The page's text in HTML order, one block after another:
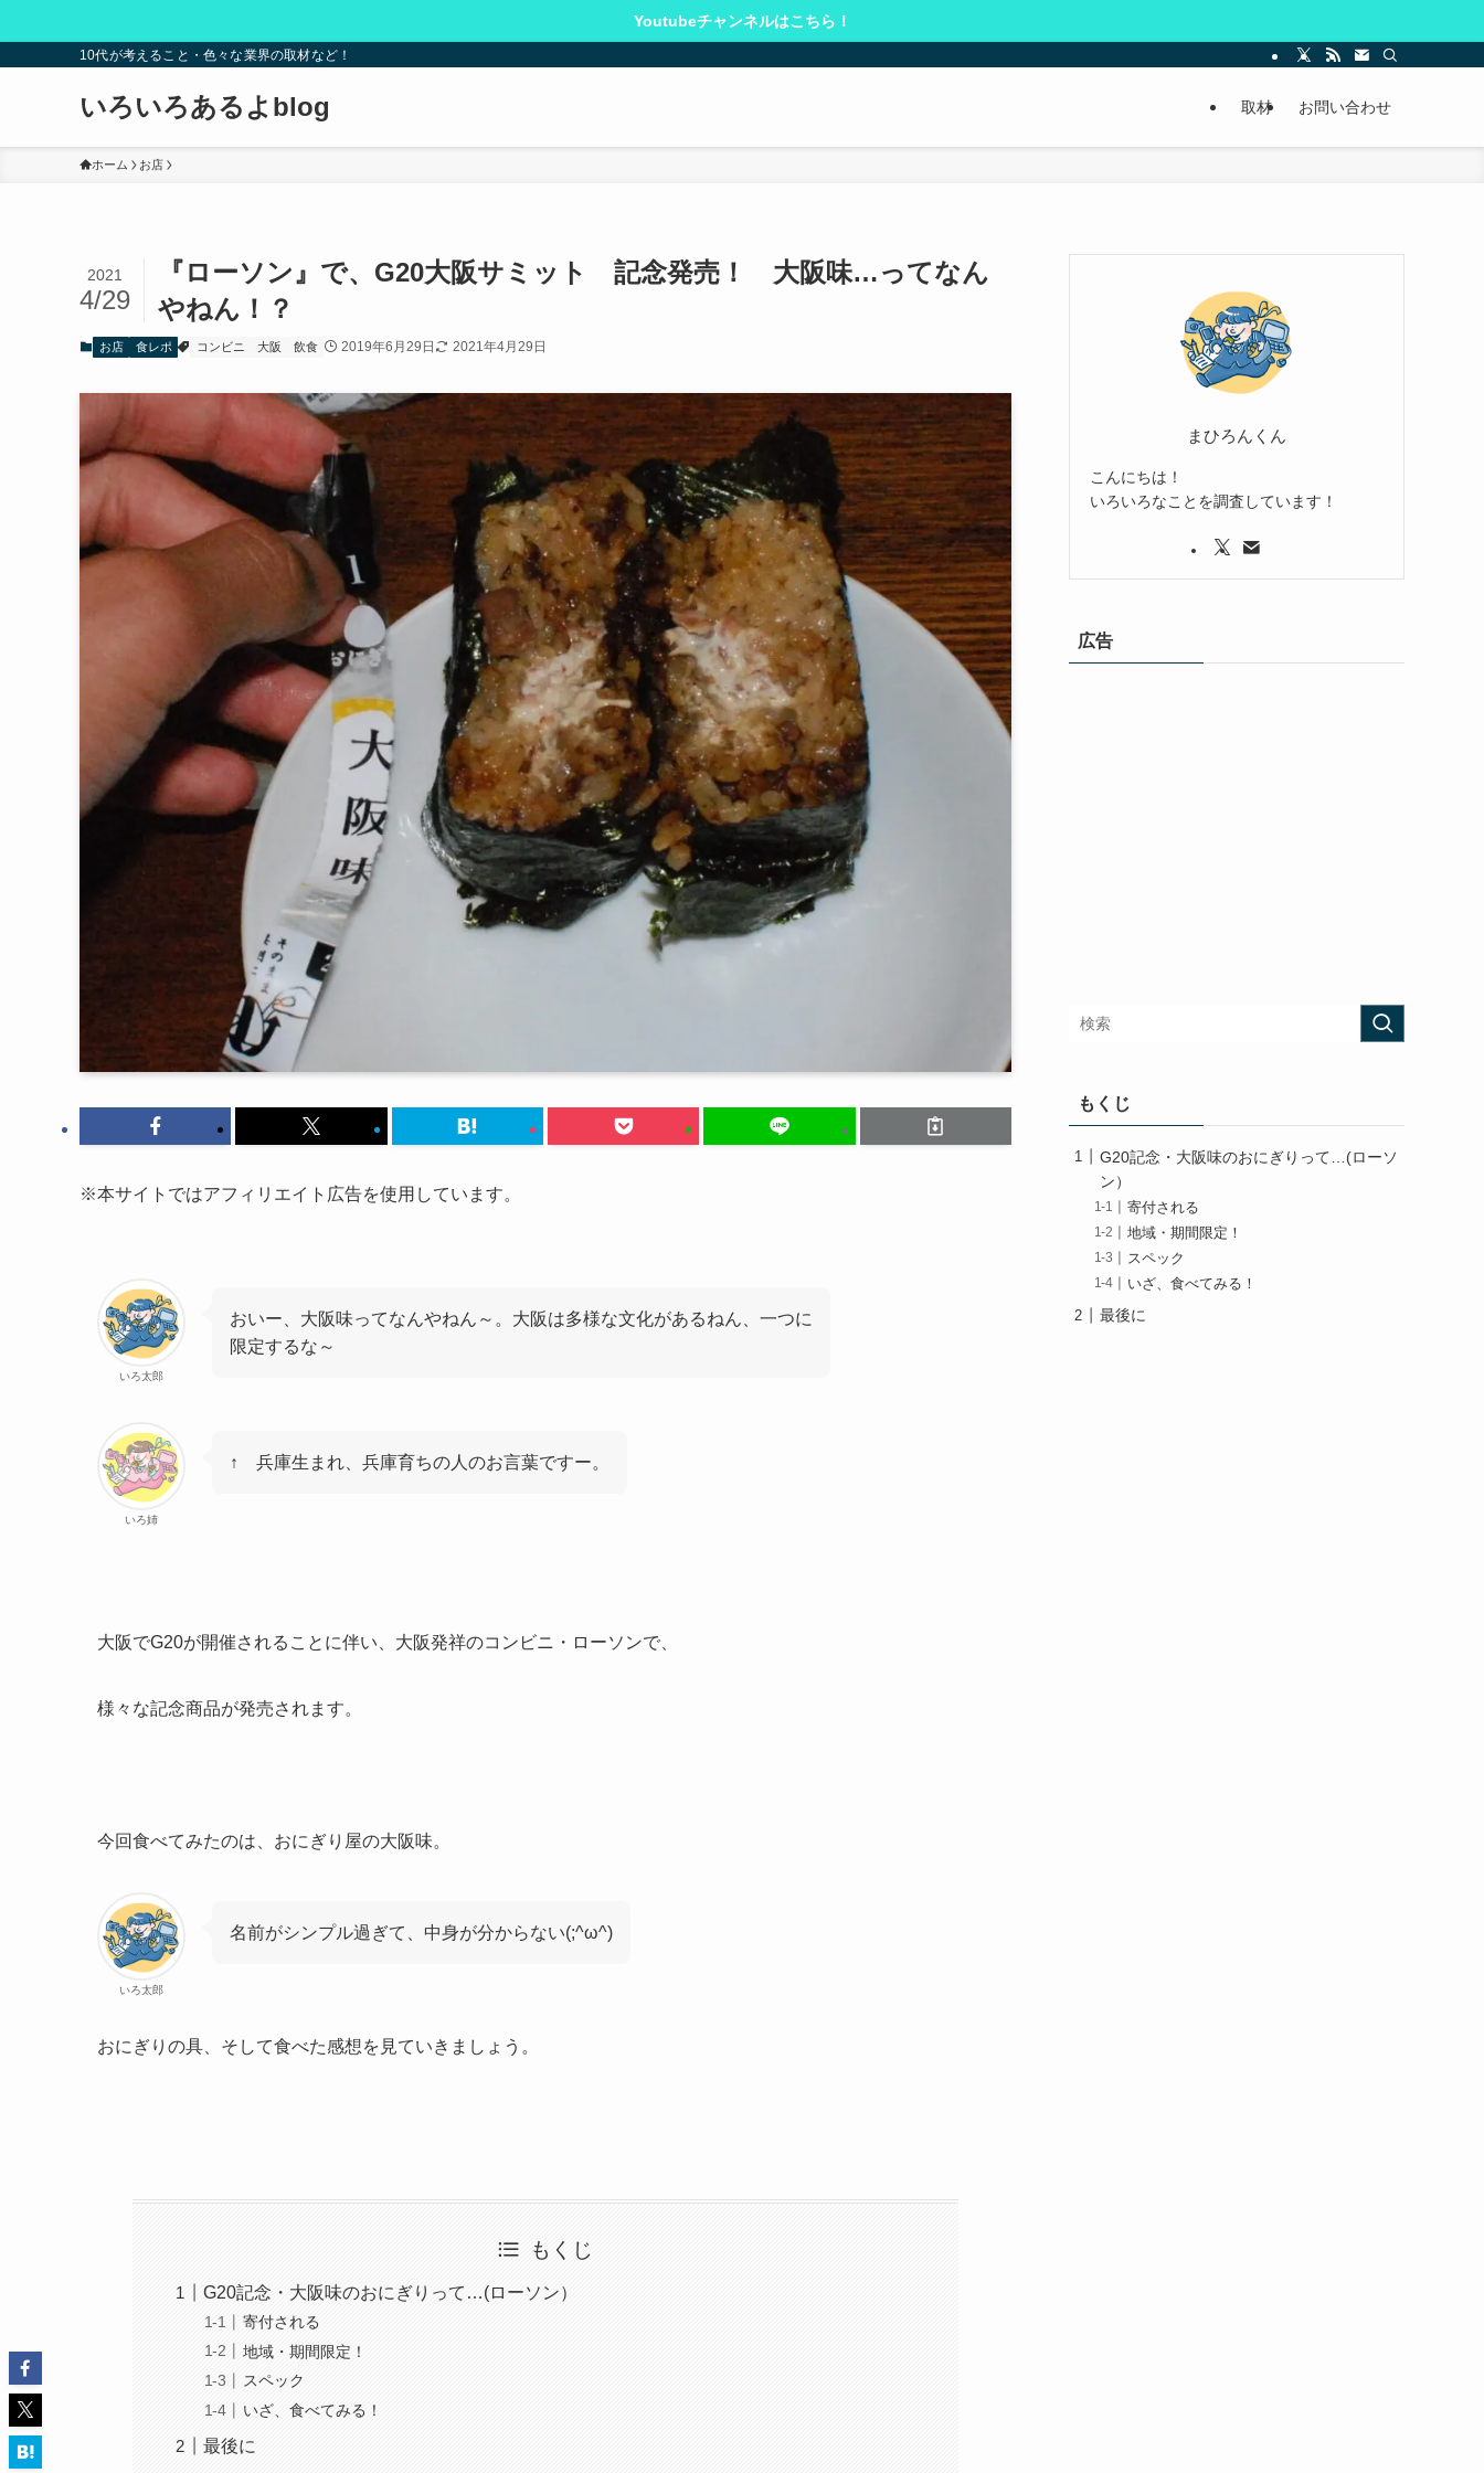
Youtubeチャンネルはこちら！
10代が考えること・色々な業界の取材など！
いろいろあるよblog 取材 お問い合わせ
ホーム お店
『ローソン』で、G20大阪サミット 記念発売！ 大阪味…ってなん
やねん！？
2021
4/29
お店 食レポ コンビニ 大阪 飲食 2019年6月29日 2021年4月29日
※本サイトではアフィリエイト広告を使用しています。
いろ太郎
おいー、大阪味ってなんやねん～。大阪は多様な文化があるねん、一つに
限定するな～
いろ姉
↑ 兵庫生まれ、兵庫育ちの人のお言葉ですー。
大阪でG20が開催されることに伴い、大阪発祥のコンビニ・ローソンで、
様々な記念商品が発売されます。
今回食べてみたのは、おにぎり屋の大阪味。
いろ太郎
名前がシンプル過ぎて、中身が分からない(;^ω^)
おにぎりの具、そして食べた感想を見ていきましょう。
もくじ
G20記念・大阪味のおにぎりって…(ローソン）
寄付される
地域・期間限定！
スペック
いざ、食べてみる！
最後に
まひろんくん
こんにちは！
いろいろなことを調査しています！
広告
もくじ
G20記念・大阪味のおにぎりって…(ローソ
ン）
寄付される
地域・期間限定！
スペック
いざ、食べてみる！
最後に